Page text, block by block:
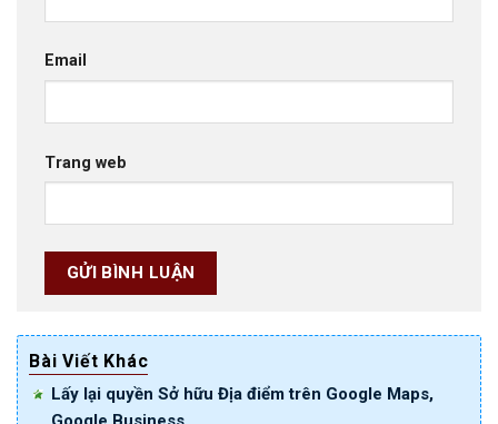
Email
Trang web
Bài Viết Khác
Lấy lại quyền Sở hữu Địa điểm trên Google Maps,